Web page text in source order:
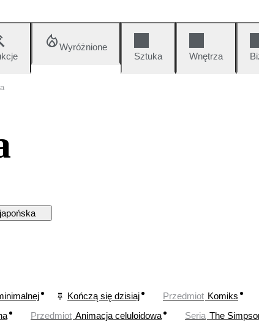
Wyróżnione
Sztuka
Wnętrza
Kończą się dzisiaj Przedmiot Komiks
Przedmiot Animacja celuloidowa Seria The